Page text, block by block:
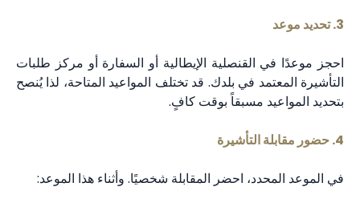
3. تحديد موعد
احجز موعدًا في القنصلية الإيطالية أو السفارة أو مركز طلبات
التأشيرة المعتمد في بلدك. قد تختلف المواعيد المتاحة، لذا يُنصح
بتحديد المواعيد مسبقاً بوقت كافٍ.
4. حضور مقابلة التأشيرة
في الموعد المحدد، احضر المقابلة شخصيًا. وأثناء هذا الموعد: